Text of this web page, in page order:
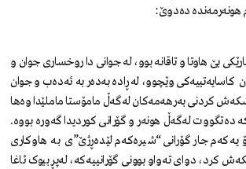
هونەرمەندە دەدوێ:
بێ هاوتا و تاقانە بوو، لە جوانی دا روخساری جوان و
وێچوو، لە ڕادە بەدەر بە ئەدەب و جوان
کردنی بەرهەمەکان لەگەڵ مامۆستا ماملێدا وەها
دەتگووت لەگەڵ هونەر و گۆرانی کوردیدا گەورە بووە.
یەکەم جار گۆرانی “شیرەکەم لێدەڕژێ”ی بە هاوکاری
کرد، دوای تەواو بوونی گۆرانییەکە، لەپڕ بیوک ئاغا